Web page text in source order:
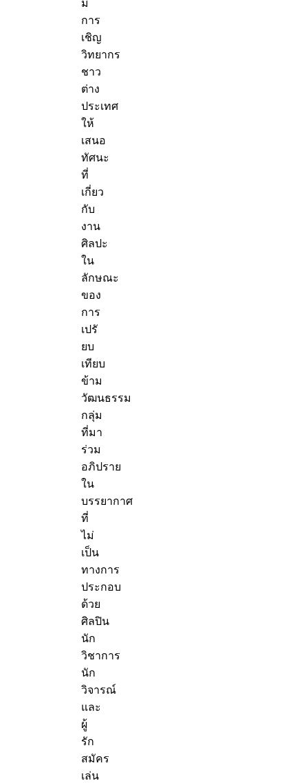
มี
การ
เชิญ
วิทยากร
ชาว
ต่าง
ประเทศ
ให้
เสนอ
ทัศนะ
ที่
เกี่ยว
กับ
งาน
ศิลปะ
ใน
ลักษณะ
ของ
การ
เปรั
ยบ
เทียบ
ข้าม
วัฒนธรรม
กลุ่ม
ที่มา
ร่วม
อภิปราย
ใน
บรรยากาศ
ที่
ไม่
เป็น
ทางการ
ประกอบ
ด้วย
ศิลปิน
นัก
วิชาการ
นัก
วิจารณ์
และ
ผู้
รัก
สมัคร
เล่น